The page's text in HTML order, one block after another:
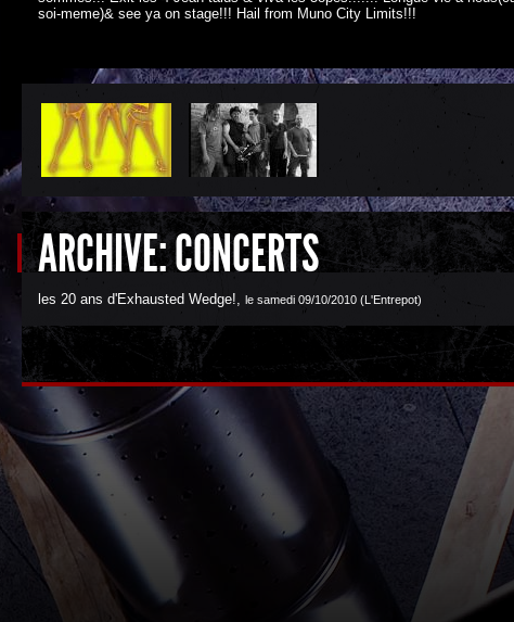
soi-meme)& see ya on stage!!! Hail from Muno City Limits!!!
ARCHIVE: CONCERTS
les 20 ans d'Exhausted Wedge!, le samedi 09/10/2010 (L'Entrepot)